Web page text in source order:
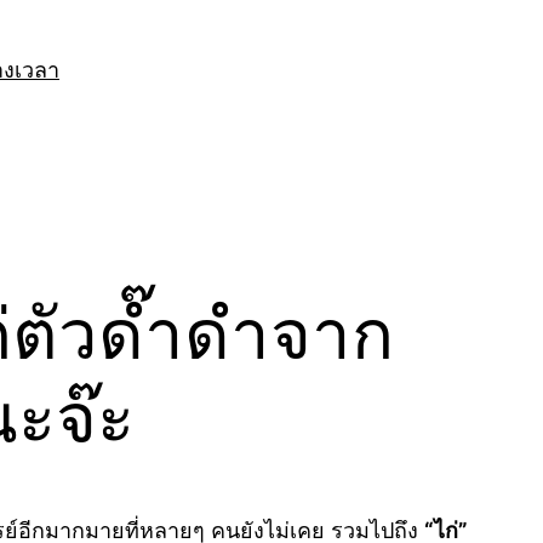
เวลา
วด๊ำดำจาก
จ๊ะ
อีกมากมายที่หลายๆ คนยังไม่เคย รวมไปถึง “ไก่”